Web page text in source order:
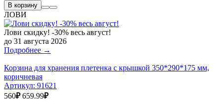
В корзину
ЛОВИ
Лови скидку! -30% весь август!
до 31 августа 2026
Подробнее →
Корзина для хранения плетенка с крышкой 350*290*175 мм,
коричневая
Артикул: 91621
560₽ 659.99₽